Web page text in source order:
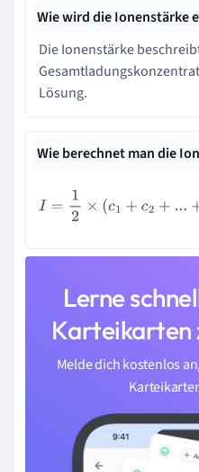
Wie wird die Ionenstärke
Die Ionenstärke
Lösung.
Wie berechnet man die
I= 12 ×(c 1+c 2+ ...+
Lerne
Karteikarten
Melde dich kostenlos